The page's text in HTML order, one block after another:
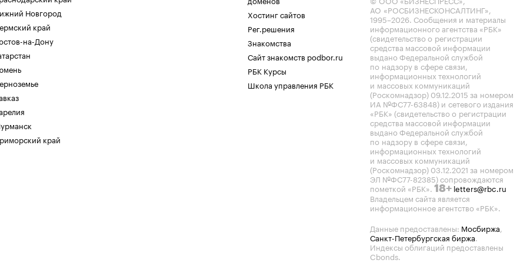
Новгород
край
на-Дону
край
Хостинг сайтов
Рег.решения
Знакомства
Сайт знакомств podbor.ru
РБК Курсы
Школа управления РБК
АО «РОСБИЗНЕСКОНСАЛТИНГ»,
1995–2026. Сообщения и материалы
информационного агентства «РБК»
(свидетельство о регистрации
средства массовой информации
выдано Федеральной службой
по надзору в сфере связи,
информационных технологий
и массовых коммуникаций
(Роскомнадзор) 09.12.2015 за номером
ИА №ФС77-63848) и сетевого издания
«РБК» (свидетельство о регистрации
средства массовой информации
выдано Федеральной службой
по надзору в сфере связи,
информационных технологий
и массовых коммуникаций
(Роскомнадзор) 03.12.2021 за номером
ЭЛ №ФС77-82385) сопровождаются
пометкой «РБК». 18+ letters@rbc.ru
Владельцем сайта является
информационное агентство «РБК».
Данные предоставлены: Мосбиржа,
Санкт-Петербургская биржа.
Индексы облигаций предоставлены
Cbonds.